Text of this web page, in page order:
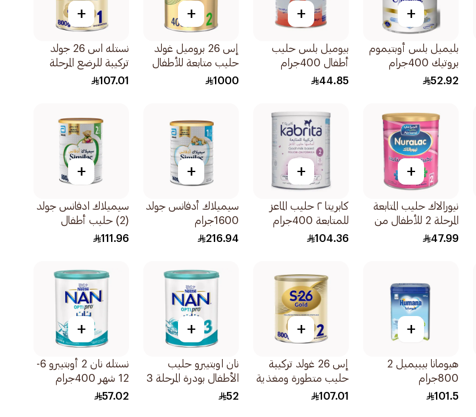
+
بليميل بلس أوبتيموم
بروتيك 400جرام
52.92
+
بيوميل بلس حليب
أطفال 400جرام
44.85
+
إس 26 بروميل غولد
حليب متابعة للأطفال
1000
+
نستله اس 26 جولد
تركيبة للرضع المرحلة
800جرام
107.01
+
نيورالاك حليب المتابعة
المرحلة 2 للأطفال من
47.99
+
كابريتا ٢ حليب الماعز
للمتابعة 400جرام
104.36
+
سيميلاك أدفانس جولد
1600جرام
216.94
+
سيميلاك ادفانس جولد
(2) حليب أطفال
800جرام
111.96
+
هيومانا بيبيميل 2
800جرام
101.5
+
إس 26 غولد تركيبة
حليب متطورة ومغذية
للأطفال الرضع
107.01
+
نان اوبتيبرو حليب
الأطفال بودرة المرحلة 3
400جرام
52
+
نستله نان 2 أوبتيبرو 6-
12 شهر 400جرام
57.02